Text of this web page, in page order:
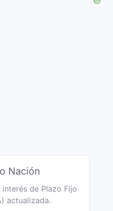
Nación
de Plazo Fijo
actualizada.